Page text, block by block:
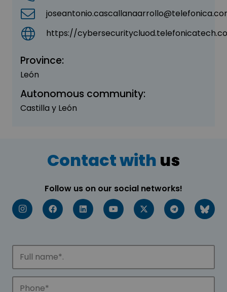
https://
Province:
León
Autonomous community:
Castilla y León
Contact with us
Follow us on our social networks!